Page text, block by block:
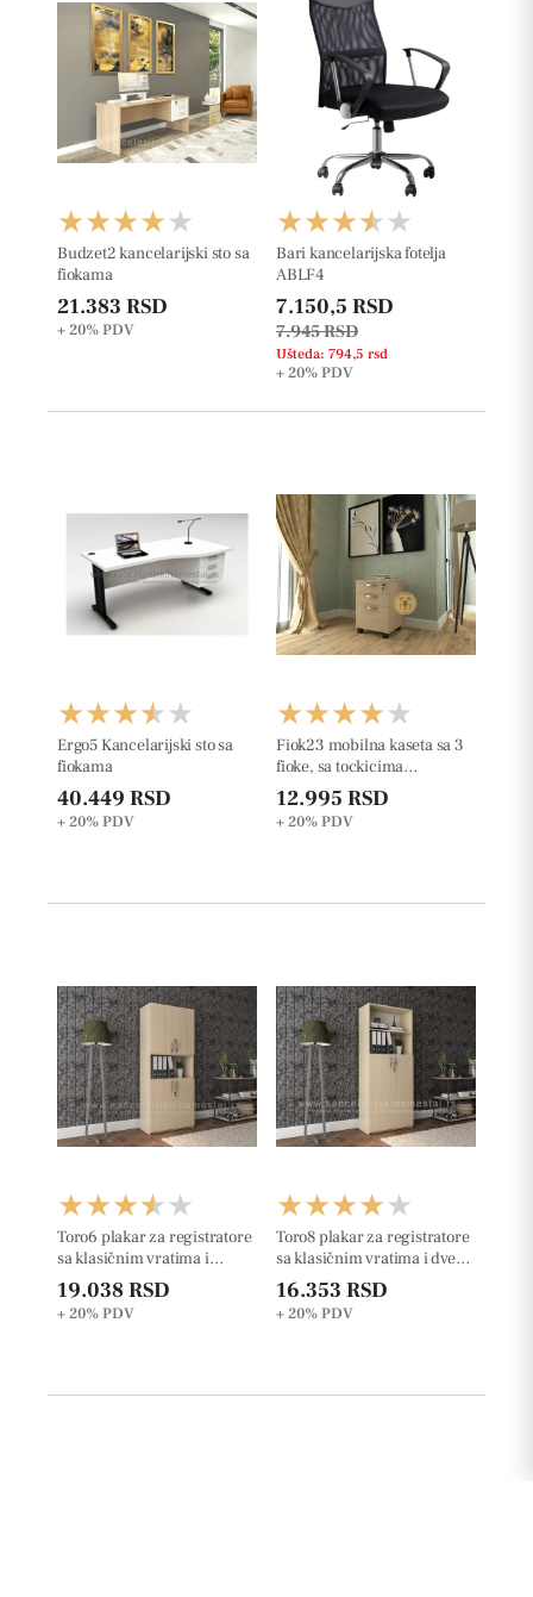
Budzet2 kancelarijski sto sa
fiokama
21.383 RSD
+ 20%PDV
Bari kancelarijska fotelja
ABLF4
7.150,5 RSD
7.945 RSD
Ušteda: 794,5 rsd
+ 20%PDV
Ergo5 Kancelarijski sto sa
fiokama
40.449 RSD
+ 20%PDV
Fiok23 mobilna kaseta sa 3
fioke, sa tockicima
š42xd50xv63cm
12.995 RSD
+ 20%PDV
Toro6 plakar za registratore
sa klasičnim vratima i
jednom otvorenom policom
19.038 RSD
+ 20%PDV
Toro8 plakar za registratore
sa klasičnim vratima i dve
otvorene police
16.353 RSD
+ 20%PDV